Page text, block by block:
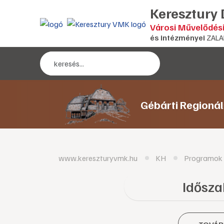
Keresztury
Városi
és intézményei
Gébárti
www.kereszturyvmk.hu KH Programok